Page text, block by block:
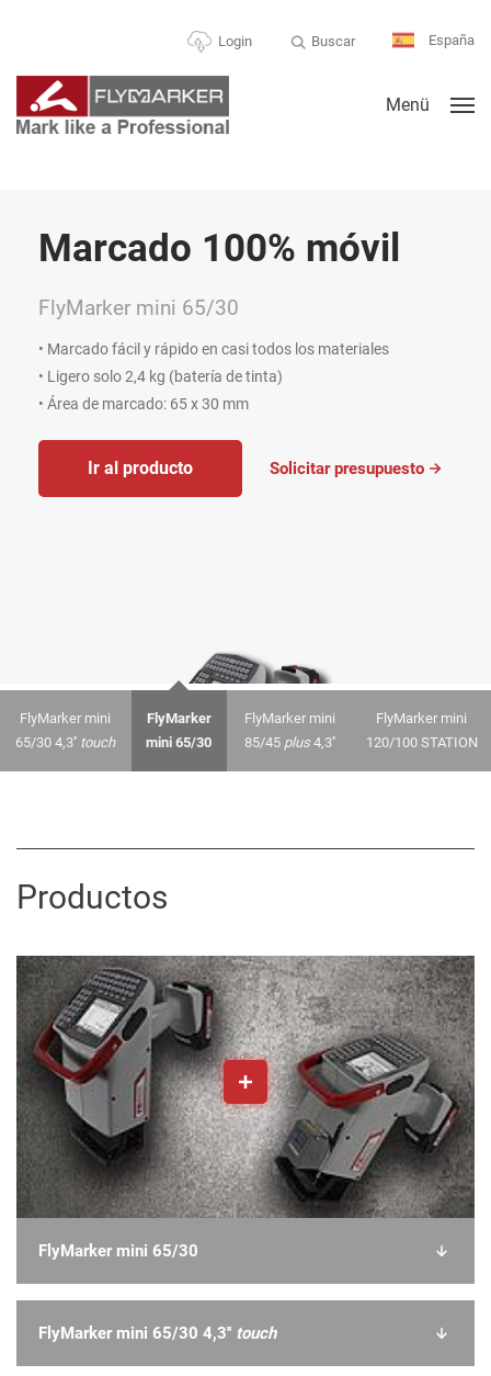
Login Buscar España
Menü
Marcado 100% móvil
FlyMarker mini 65/30
• Marcado fácil y rápido en casi todos los materiales
• Ligero solo 2,4 kg (batería de tinta)
• Área de marcado: 65 x 30 mm
Ir al producto Solicitar presupuesto
FlyMarker mini
65/30 4,3'' touch
FlyMarker
mini 65/30
FlyMarker mini
85/45 plus4,3''
FlyMarker mini
120/100 STATION
Productos
FlyMarker mini 65/30
FlyMarker mini 65/30 4,3'' touch